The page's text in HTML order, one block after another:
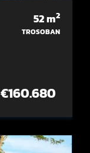
52m2
TROSOBAN
€160.680